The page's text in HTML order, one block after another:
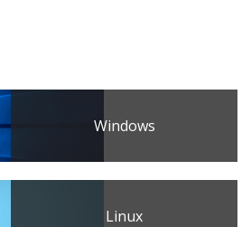
Windows
Linux